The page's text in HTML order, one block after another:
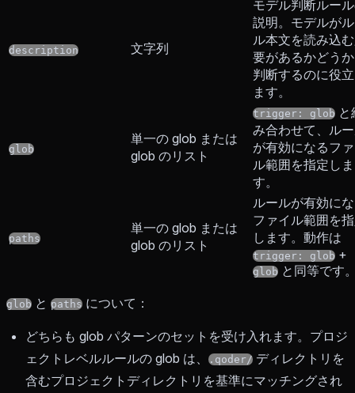
description 文字列
モデル判断ルー
説明。モデルが
ル本文を読み込
要があるかどう
判断するのに役
ます。
glob
単一の glob または
glob のリスト
trigger: glob と
み合わせて、ル
が有効になるフ
ル範囲を指定しま
す。
paths
単一の glob または
glob のリスト
ルールが有効に
ファイル範囲を
します。動作は
trigger: glob +
glob と同等です
glob と paths について：
どちらも glob パターンのセットを受け入れます。プロジ
ェクトレベルルールの glob は、
.qoder/ ディレクトリを
含むプロジェクトディレクトリを基準にマッチングされ